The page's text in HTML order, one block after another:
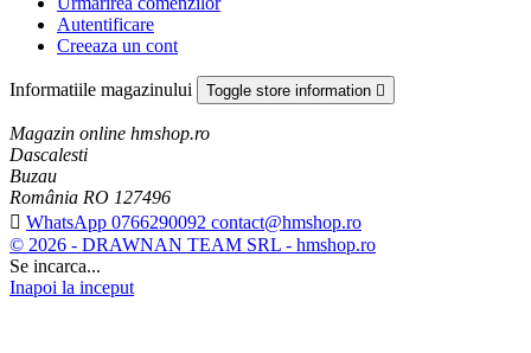
Autentificare
Creeaza un cont
Informatiile magazinului Toggle store information 
Magazin online hmshop.ro
Dascalesti
Buzau
România RO 127496
 WhatsApp 0766290092 contact@hmshop.ro
© 2026 - DRAWNAN TEAM SRL - hmshop.ro
Se incarca...
Inapoi la inceput